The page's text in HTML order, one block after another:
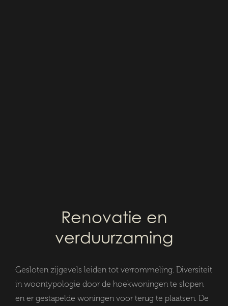
Renovatie en
verduurzaming
Gesloten zijgevels leiden tot verrommeling. Diversiteit
in woontypologie door de hoekwoningen te slopen
en er gestapelde woningen voor terug te plaatsen. De